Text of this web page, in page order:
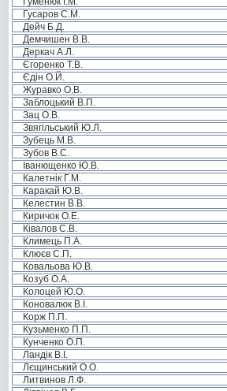
Гусаров С.М.
Дейч Б.Д.
Демчишен В.В.
Деркач А.Л.
Єгоренко Т.В.
Єдін О.Й.
Журавко О.В.
Заблоцький В.П.
Зац О.В.
Звягільський Ю.Л.
Зубець М.В.
Зубов В.С.
Іванющенко Ю.В.
Калетнік Г.М.
Каракай Ю.В.
Келестин В.В.
Киричок О.Е.
Ківалов С.В.
Климець П.А.
Клюєв С.П.
Ковальова Ю.В.
Козуб О.А.
Колоцей Ю.О.
Коновалюк В.І.
Корж П.П.
Кузьменко П.П.
Кунченко О.П.
Ландік В.І.
Лєщинський О.О.
Литвинов Л.Ф.